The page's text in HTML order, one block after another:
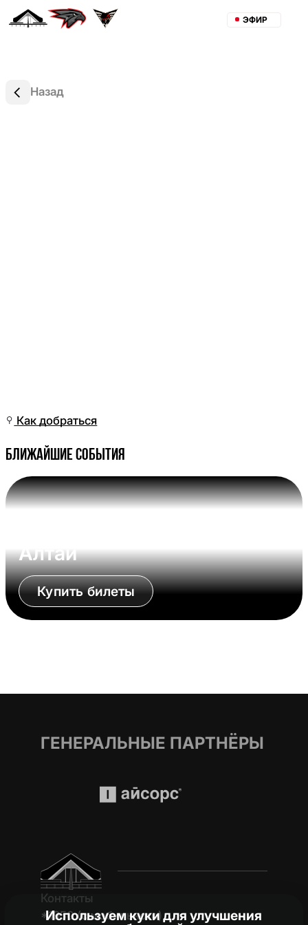
ЭФИР
Назад
Как добраться
Ближайшие события
Алтай
Купить билеты
ГЕНЕРАЛЬНЫЕ ПАРТНЁРЫ
Контакты
*1950 (c мобильного)
Используем куки для улучшения